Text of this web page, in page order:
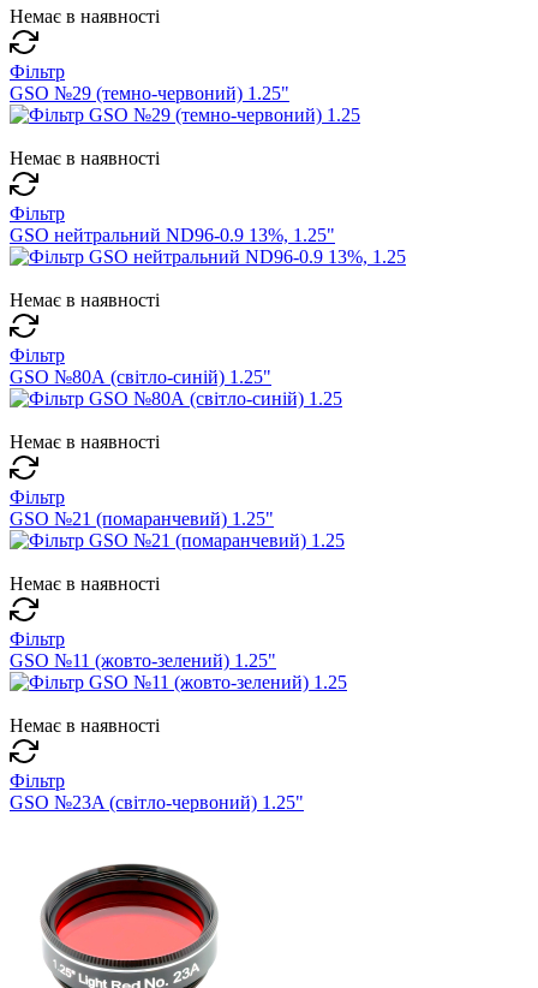
Немає в наявності
Фільтр
GSO №29 (темно-червоний) 1.25"
Немає в наявності
Фільтр
GSO нейтральний ND96-0.9 13%, 1.25"
Немає в наявності
Фільтр
GSO №80А (світло-синій) 1.25"
Немає в наявності
Фільтр
GSO №21 (помаранчевий) 1.25"
Немає в наявності
Фільтр
GSO №11 (жовто-зелений) 1.25"
Немає в наявності
Фільтр
GSO №23A (світло-червоний) 1.25"